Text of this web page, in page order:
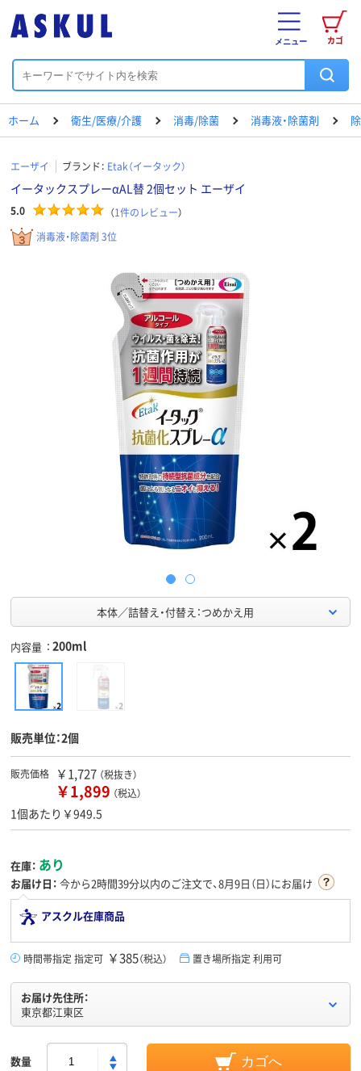
カゴ
メニュー
ホーム 衛生/医療/介護 消毒/除菌 消毒液・除菌剤
エーザイ ブランド： Etak（イータック）
イータックスプレーαAL替 2個セット エーザイ
5.0 （1件のレビュー）
消毒液・除菌剤 3位
本体／詰替え・付替え：つめかえ用
内容量 200ml
販売単位：2個
販売価格 ￥1,727 （税抜き）
￥1,899 （税込）
1個あたり￥949.5
在庫： あり
お届け日： 今から2時間39分以内のご注文で、8月9日（日）にお届け
アスクル在庫商品
時間帯指定 指定可 ￥385（税込） 置き場所指定 利用可
お届け先住所：
東京都江東区
数量 カゴへ